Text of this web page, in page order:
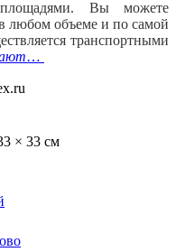
площадями. Вы можете
любом объеме и по самой
транспортными
…
× 33 см